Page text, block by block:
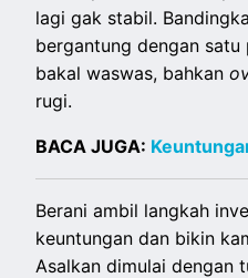
lagi gak stabil.
bergantung dengan
bakal waswas, bahkan
rugi.
BACA JUGA:
Berani ambil langkah
keuntungan dan bikin
Asalkan dimulai dengan